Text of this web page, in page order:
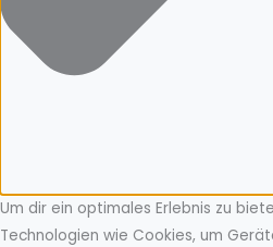
Um dir ein optimales Erlebnis zu
Technologien wie Cookies, um